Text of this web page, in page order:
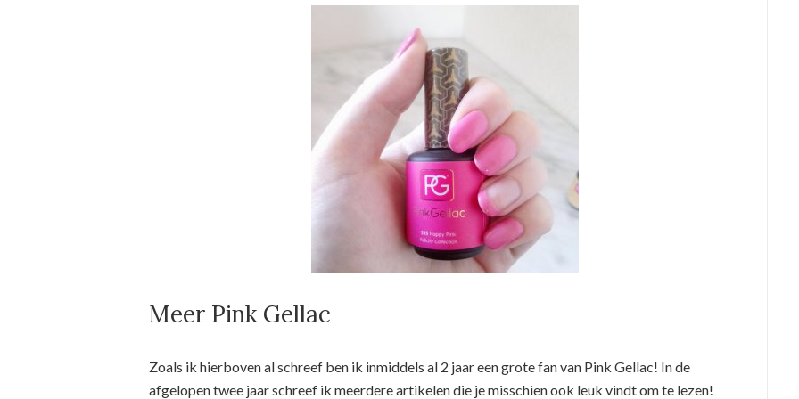
Meer Pink Gellac
Zoals ik hierboven al schreef ben ik inmiddels al 2 jaar een grote fan van Pink Gellac! In de
afgelopen twee jaar schreef ik meerdere artikelen die je misschien ook leuk vindt om te lezen!